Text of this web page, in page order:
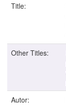
Title:
Other Titles:
Autor: